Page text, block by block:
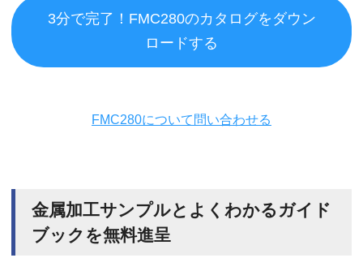
3分で完了！FMC280のカタログをダウン
ロードする
FMC280について問い合わせる
金属加工サンプルとよくわかるガイド
ブックを無料進呈